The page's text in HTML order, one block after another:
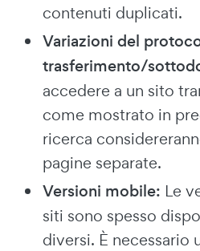
contenuti duplicati.
Variazioni del
trasferimento/
accedere a un sito
come mostrato in
ricerca
pagine separate.
Versioni mobile: Le
siti sono spesso
diversi. È necessario